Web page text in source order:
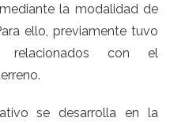
la modalidad de
ello, previamente tuvo
relacionados con el
se desarrolla en la